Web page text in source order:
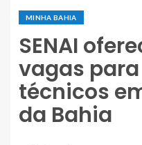
MINHA BAHIA
SENAI
vagas
técnicos
da Bahia